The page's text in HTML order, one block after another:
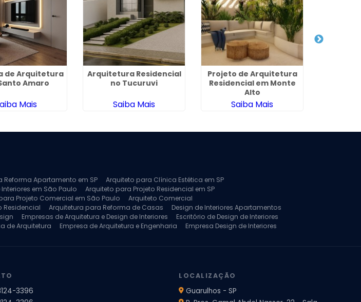
de Arquitetura
Amaro
Mais
Arquitetura Residencial
no Tucuruvi
Saiba Mais
Projeto de Arquitetura
Residencial em Monte
Alto
Saiba Mais
Reforma Apartamento em SP
Arquiteto para Clínica Estética em SP
em São Paulo
Arquiteto para Projeto Residencial em SP
Projeto Comercial em São Paulo
Arquiteto Comercial
Residencial Arquitetura para Reforma de Casas
Design de Interiores Apartamentos
Empresas de Arquitetura e Design de Interiores
Escritório de Design de Interiores
de Arquitetura Empresa de Arquitetura e Engenharia
Empresa Design de Interiores
3396
LOCALIZAÇÃO
Guarulhos - SP